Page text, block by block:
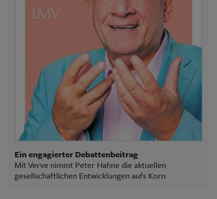
Ein engagierter Debattenbeitrag
Mit Verve nimmt Peter Hahne die aktuellen
gesellschaftlichen Entwicklungen aufs Korn